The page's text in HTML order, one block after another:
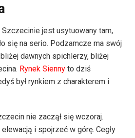
jest usytuowany tam,
się na serio. Podzamcze ma swój
dawnych spichlerzy, bliżej
Rynek Sienny to dziś
był rynkiem z charakterem i
nie zaczął się wczoraj.
i spojrzeć w górę. Cegły